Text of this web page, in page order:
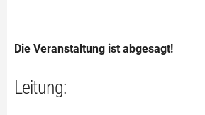
Die Veranstaltung ist abgesagt!
Leitung: